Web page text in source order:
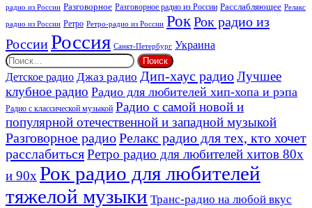
радио из России Разговорное Разговорное радио из России Расслабляющее Релакс
радио из России Ретро Ретро-радио из России РокРок радио из
РоссииРоссия Санкт-Петербург Украина
Найти:
Детское радио Джаз радио Дип-хаус радиоЛучшее
клубное радио Радио для любителей хип-хопа и рэпа
Радио с классической музыкой Радио с самой новой и
популярной отечественной и западной музыкой
Разговорное радиоРелакс радио для тех, кто хочет
расслабитьсяРетро радио для любителей хитов 80х
и 90х Рок радио для любителей
тяжелой музыки Транс-радио на любой вкус